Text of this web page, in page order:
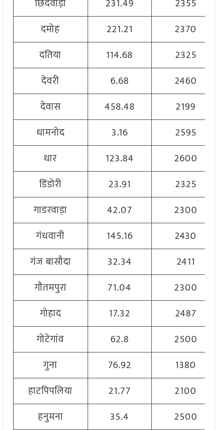
छिंदवाड़ा 231.49
2355
दमोह
221.21
2370
दतिया
114.68
2325
देवरी
6.68
2460
देवास
458.48
2199
धामनोद
3.16
2595
धार
123.84
2600
डिंडोरी
23.91
2325
गाडरवाड़ा
42.07
2300
गंधवानी
145.16
2430
गंज बासौदा
32.34
2411
गौतमपुरा
71.04
2300
गोहाद
17.32
2487
गोटेगांव
62.8
2500
गुना
76.92
1380
हाटपिपलिया
21.77
2100
हनुमना
35.4
2500